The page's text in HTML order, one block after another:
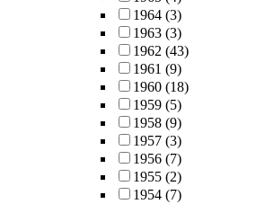
1964 (3)
1963 (3)
1962 (43)
1961 (9)
1960 (18)
1959 (5)
1958 (9)
1957 (3)
1956 (7)
1955 (2)
1954 (7)